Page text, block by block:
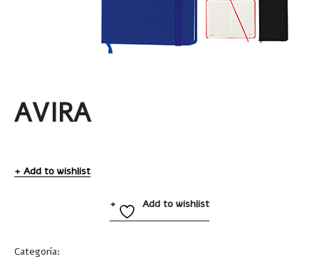
AVIRA
Add to wishlist
Add to wishlist
Categoría: